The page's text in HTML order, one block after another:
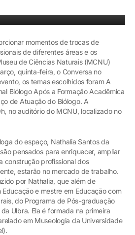
momentos de trocas de
de diferentes áreas e os
de Ciências Naturais (MCNU)
quinta-feira, o Conversa no
os temas escolhidos foram A
Biólogo Após a Formação Acadêmica
de Atuação do Biólogo. A
no auditório do MCNU, localizado no
do espaço, Nathalia Santos da
pensados para enriquecer, ampliar
construção profissional dos
estarão no mercado de trabalho.
por Nathalia, que além de
e mestre em Educação com
do Programa de Pós-graduação
Ulbra. Ela é formada na primeira
em Museologia da Universidade